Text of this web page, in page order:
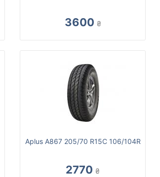
3600 ₴
Aplus A867 205/70 R15C 106/104R
2770 ₴